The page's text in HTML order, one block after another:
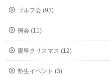
ゴルフ会 (93)
例会 (11)
慶早クリスマス (12)
塾生イベント (3)